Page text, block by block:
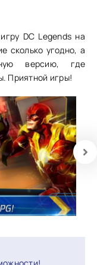
DC Legends на
сколько угодно, а
версию, где
Приятной игры!